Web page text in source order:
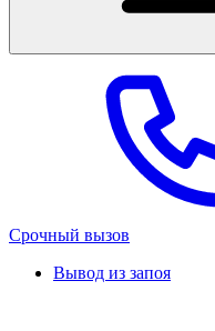
Срочный вызов
Вывод из запоя